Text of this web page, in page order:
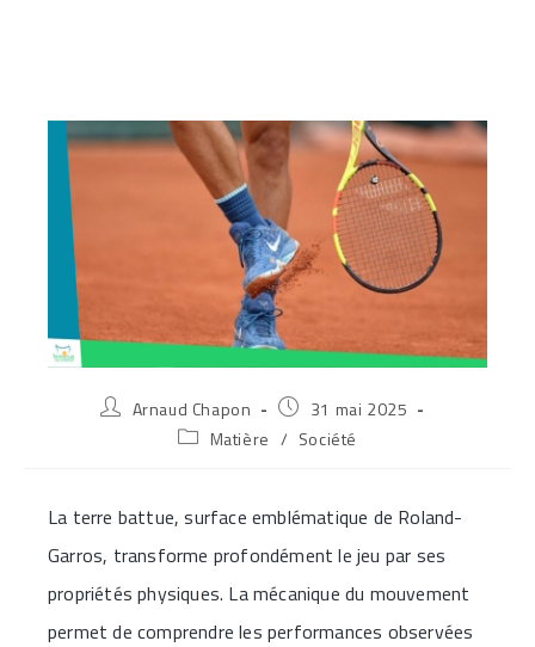
Auteur/autrice
Arnaud Chapon
Publication
publiée :
31 mai 2025
PostMatière / Société
La terre battue, surface emblématique de Roland-
Garros, transforme profondément le jeu par ses
propriétés physiques. La mécanique du mouvement
permet de comprendre les performances observées